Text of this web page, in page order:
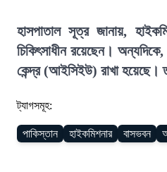
হাসপাতাল সূত্র জানায়,
চিকিৎসাধীন রয়েছেন। অন্যদিকে,
কেন্দ্র (আইসিইউ) রাখা হয়েছে।
ট্যাগসমূহ:
পাকিস্তান হাইকমিশনার বাসভবন